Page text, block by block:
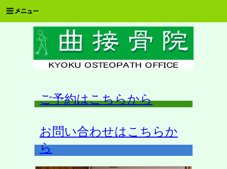
ご予約はこちらから
お問い合わせはこちらか
ら